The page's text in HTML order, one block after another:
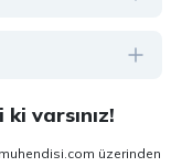
varsınız!
üzerinden